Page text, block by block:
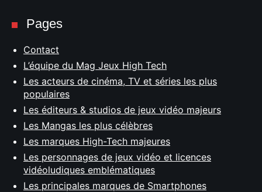
Pages
Contact
L’équipe du Mag Jeux High Tech
Les acteurs de cinéma, TV et séries les plus
populaires
Les éditeurs & studios de jeux vidéo majeurs
Les Mangas les plus célèbres
Les marques High-Tech majeures
Les personnages de jeux vidéo et licences
vidéoludiques emblématiques
Les principales marques de Smartphones